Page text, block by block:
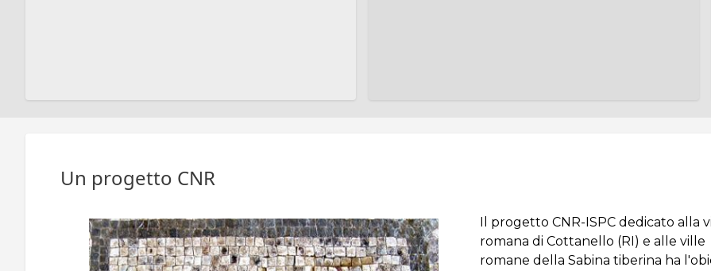
Un progetto CNR
Il progetto CNR-ISPC dedicato alla
romana di Cottanello (RI) e alle ville
romane della Sabina tiberina ha